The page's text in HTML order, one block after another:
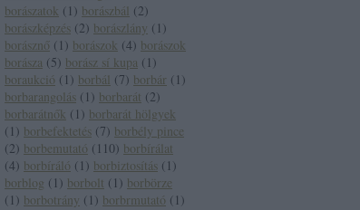
borászatok ( 1 ) borászbál (2)
borászképzés (2) borászlány ( 1 )
borásznő ( 1 ) borászok (4) borászok
borásza (5) borász sí kupa ( 1 )
boraukció ( 1 ) borbál (7) borbár ( 1 )
borbarangolás ( 1 ) borbarát (2)
borbarátnők ( 1 ) borbarát hölgyek
( 1 ) borbefektetés (7) borbély pince
(2) borbemutató ( 110) borbírálat
(4) borbíráló ( 1 ) borbiztosítás ( 1 )
borblog ( 1 ) borbolt ( 1 ) borbörze
( 1 ) borbotrány ( 1 ) borbrmutató ( 1 )